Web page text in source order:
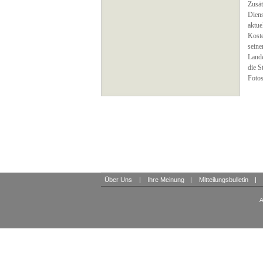
die
Über Uns | Ihre Meinung | Mitteilungsbulletin |